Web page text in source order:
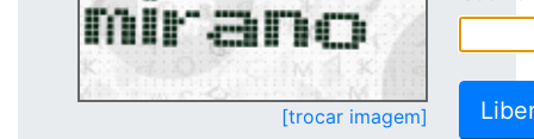
[trocar imagem]